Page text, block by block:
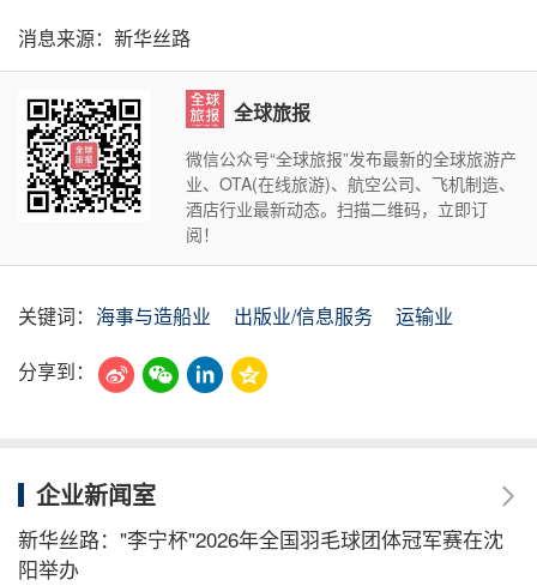
消息来源：新华丝路
全球旅报
微信公众号“全球旅报”发布最新的全球旅游产
业、OTA(在线旅游)、航空公司、飞机制造、
酒店行业最新动态。扫描二维码，立即订
阅！
关键词： 海事与造船业 出版业/信息服务
运输业
分享到：
企业新闻室
新华丝路："李宁杯"2026年全国羽毛球团体冠军赛在沈
阳举办